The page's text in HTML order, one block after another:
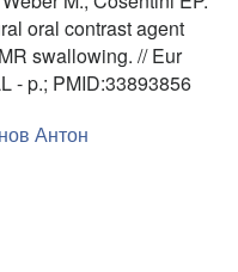
oral contrast agent
swallowing. // Eur
- p.; PMID:33893856
Антон